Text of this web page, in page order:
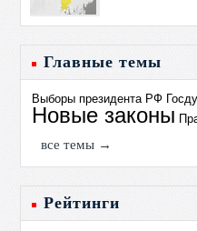
Главные темы
Выборы президента РФ
Новые законы
все темы →
Рейтинги